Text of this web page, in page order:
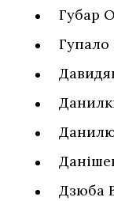
Губар
Гупало
Дзюба